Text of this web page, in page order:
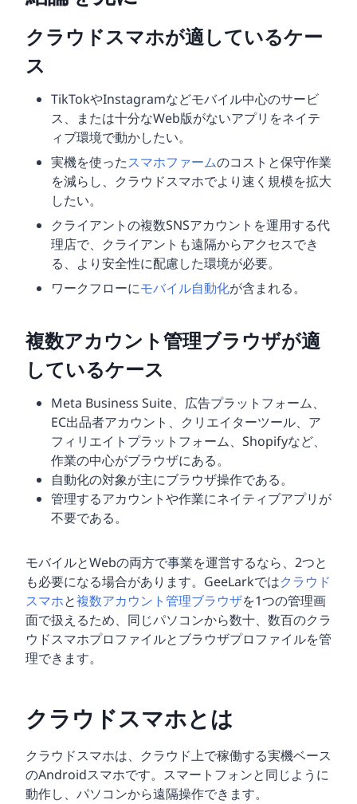
クラウドスマホが適しているケー
ス
TikTokやInstagramなどモバイル中心のサービ
ス、または十分なWeb版がないアプリをネイテ
ィブ環境で動かしたい。
実機を使ったスマホファームのコストと保守作業
を減らし、クラウドスマホでより速く規模を拡大
したい。
クライアントの複数SNSアカウントを運用する代
理店で、クライアントも遠隔からアクセスでき
る、より安全性に配慮した環境が必要。
ワークフローにモバイル自動化が含まれる。
複数アカウント管理ブラウザが適
しているケース
Meta Business Suite、広告プラットフォーム、
EC出品者アカウント、クリエイターツール、ア
フィリエイトプラットフォーム、Shopifyなど、
作業の中心がブラウザにある。
自動化の対象が主にブラウザ操作である。
管理するアカウントや作業にネイティブアプリが
不要である。
モバイルとWebの両方で事業を運営するなら、2つと
も必要になる場合があります。GeeLarkではクラウド
スマホと複数アカウント管理ブラウザを1つの管理画
面で扱えるため、同じパソコンから数十、数百のクラ
ウドスマホプロファイルとブラウザプロファイルを管
理できます。
クラウドスマホとは
クラウドスマホは、クラウド上で稼働する実機ベース
のAndroidスマホです。スマートフォンと同じように
動作し、パソコンから遠隔操作できます。